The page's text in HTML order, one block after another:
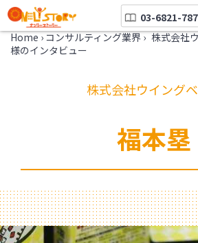
03-6821-
Home › コンサルティング業界 › 株式会社
様のインタビュー
株式会社ウイング
福本塁